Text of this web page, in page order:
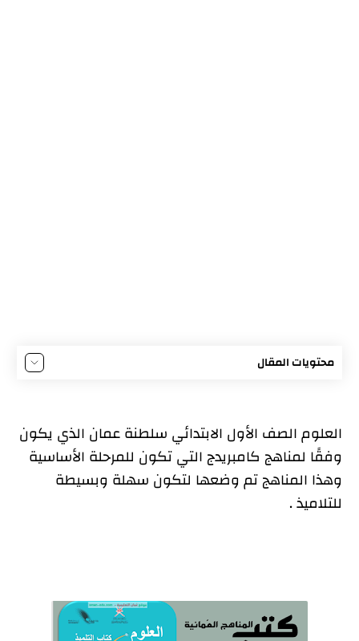
محتويات المقال
روابط تحميل كتب العلوم الصف الأول الابتدائي سلطنة
عمان
العلوم الصف الأول الابتدائي سلطنة عمان الذي يكون
وفقًا لمناهج كامبريدج التي تكون للمرحلة الأساسية
وهذا المناهج تم وضعها لتكون سهلة وبسيطة
للتلاميذ .